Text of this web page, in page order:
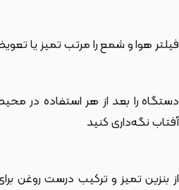
فیلتر هوا و شمع را مرتب تمیز یا
دستگاه را بعد از هر استفاده در
آفتاب نگه‌داری کنید
از بنزین تمیز و ترکیب درست روغن